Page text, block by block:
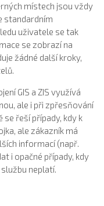
místech jsou vždy
standardním
uživatele se tak
se zobrazí na
žádné další kroky,
GIS a ZIS využívá
ale i při zpřesňování
se řeší případy, kdy k
ale zákazník má
informací (např.
i opačné případy, kdy
neplatí.